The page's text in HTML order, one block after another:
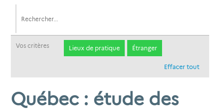
Vos critères Lieux de pratique Étranger
Effacer tout
Québec : étude des